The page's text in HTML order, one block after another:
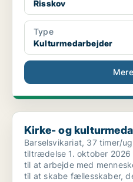
Risskov
Type
Kulturmedarbejder
Kirke- og kulturmedarbejder
Kirke- og
Barselsvikariat, 37 timer/
tiltrædelse 1. oktober
til at arbejde med
til at skabe fællesskaber,